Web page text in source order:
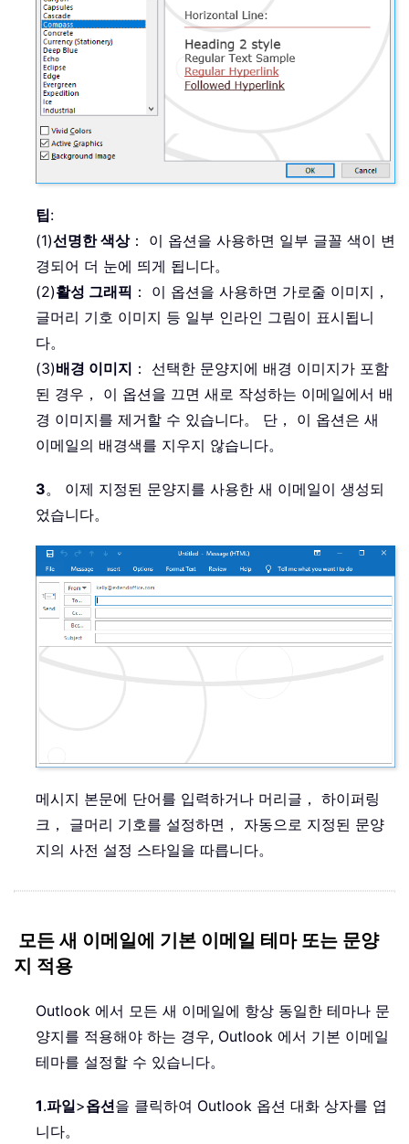
팁:
(1)선명한 색상： 이 옵션을 사용하면 일부 글꼴 색이 변
경되어 더 눈에 띄게 됩니다。
(2)활성 그래픽 ： 이 옵션을 사용하면 가로줄 이미지，
글머리 기호 이미지 등 일부 인라인 그림이 표시됩니
다。
(3)배경 이미지 ： 선택한 문양지에 배경 이미지가 포함
된 경우， 이 옵션을 끄면 새로 작성하는 이메일에서 배
경 이미지를 제거할 수 있습니다。 단， 이 옵션은 새
이메일의 배경색를 지우지 않습니다。
3。 이제 지정된 문양지를 사용한 새 이메일이 생성되
었습니다。
메시지 본문에 단어를 입력하거나 머리글， 하이퍼링
크， 글머리 기호를 설정하면， 자동으로 지정된 문양
지의 사전 설정 스타일을 따릅니다。
모든 새 이메일에 기본 이메일 테마 또는 문양
지 적용
Outlook 에서 모든 새 이메일에 항상 동일한 테마나 문
양지를 적용해야 하는 경우, Outlook 에서 기본 이메일
테마를 설정할 수 있습니다。
1.파일>옵션을 클릭하여 Outlook 옵션 대화 상자를 엽
니다。